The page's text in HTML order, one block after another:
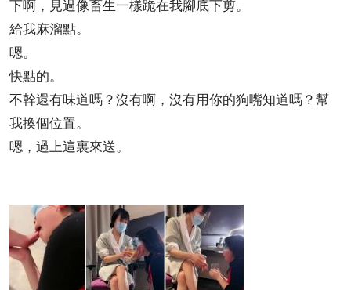
下啊，見過像畜生一樣跪在我腳底下剪。
給我麻溜點。
嗯。
快點的。
不幹還有味道嗎？沒有啊，沒有用你的狗嘴知道嗎？幫
我換個位置。
嗯，過上這裏來送。